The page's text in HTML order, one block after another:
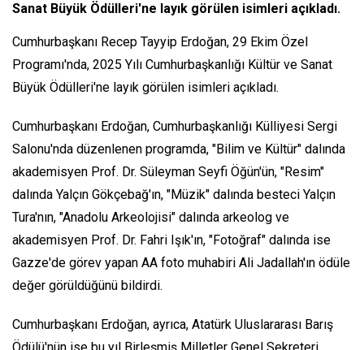
Sanat Büyük Ödülleri'ne layık görülen isimleri açıkladı.
Cumhurbaşkanı Recep Tayyip Erdoğan, 29 Ekim Özel
Programı'nda, 2025 Yılı Cumhurbaşkanlığı Kültür ve Sanat
Büyük Ödülleri'ne layık görülen isimleri açıkladı.
Cumhurbaşkanı Erdoğan, Cumhurbaşkanlığı Külliyesi Sergi
Salonu'nda düzenlenen programda, "Bilim ve Kültür" dalında
akademisyen Prof. Dr. Süleyman Seyfi Öğün'ün, "Resim"
dalında Yalçın Gökçebağ'ın, "Müzik" dalında besteci Yalçın
Tura'nın, "Anadolu Arkeolojisi" dalında arkeolog ve
akademisyen Prof. Dr. Fahri Işık'ın, "Fotoğraf" dalında ise
Gazze'de görev yapan AA foto muhabiri Ali Jadallah'ın ödüle
değer görüldüğünü bildirdi.
Cumhurbaşkanı Erdoğan, ayrıca, Atatürk Uluslararası Barış